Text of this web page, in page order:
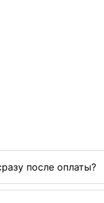
после оплаты?